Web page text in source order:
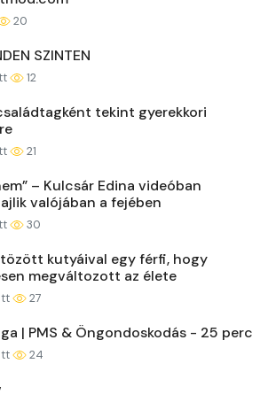
20
SZINTEN
12
tekint gyerekkori
21
– Kulcsár Edina videóban
valójában a fejében
30
kutyáival egy férfi, hogy
megváltozott az élete
27
| PMS & Öngondoskodás - 25 perc
24